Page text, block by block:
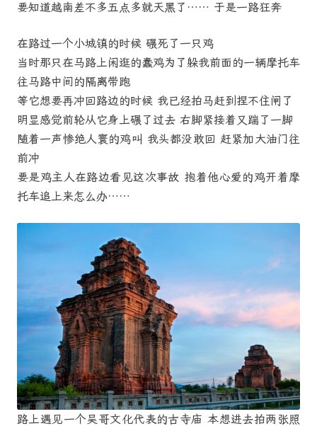
要知道越南差不多五点多就天黑了…… 于是一路狂奔
在路过一个小城镇的时候 碾死了一只鸡
当时那只在马路上闲逛的蠢鸡为了躲我前面的一辆摩托车
往马路中间的隔离带跑
等它想要再冲回路边的时候 我已经拍马赶到捏不住闸了
明显感觉前轮从它身上碾了过去 右脚紧接着又踹了一脚
随着一声惨绝人寰的鸡叫 我头都没敢回 赶紧加大油门往
前冲
要是鸡主人在路边看见这次事故 抱着他心爱的鸡开着摩
托车追上来怎么办……
路上遇见一个吴哥文化代表的古寺庙 本想进去拍两张照